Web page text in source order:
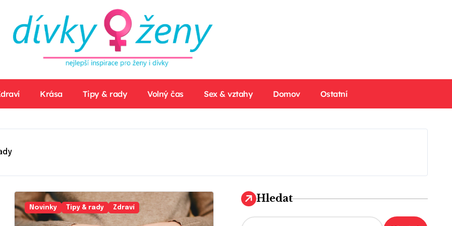
Krása Tipy & rady Volný čas Sex & vztahy Domov Ostatní
Novinky Tipy & rady Zdraví
Hledat